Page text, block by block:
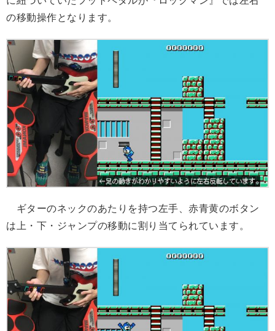
の移動操作となります。
ギターのネックのあたりを持つ左手、赤青黄のボタン
は上・下・ジャンプの移動に割り当てられています。